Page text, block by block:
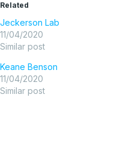
Related
Jeckerson Lab
11/04/2020
Similar post
Keane Benson
11/04/2020
Similar post